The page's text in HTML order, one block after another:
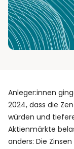
Anleger:innen
2024, dass die
würden und
Aktienmärkte
anders: Die